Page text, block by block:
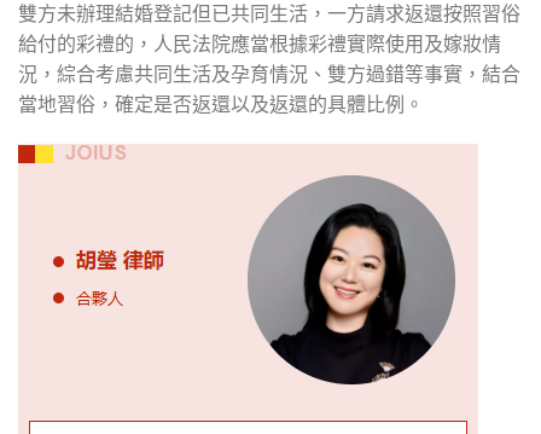
雙方未辦理結婚登記但已共同生活，一方請求返還按照習俗
給付的彩禮的，人民法院應當根據彩禮實際使用及嫁妝情
況，綜合考慮共同生活及孕育情況、雙方過錯等事實，結合
當地習俗，確定是否返還以及返還的具體比例。